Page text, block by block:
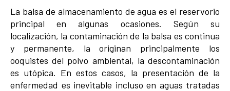
La balsa de almacenamiento de agua es el reservorio
principal en algunas ocasiones. Según su
localización, la contaminación de la balsa es continua
y permanente, la originan principalmente los
ooquistes del polvo ambiental, la descontaminación
es utópica. En estos casos, la presentación de la
enfermedad es inevitable incluso en aguas tratadas